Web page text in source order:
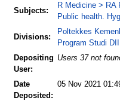
Subjects:
R Medicine > RA
Public health.
Divisions:
Poltekkes
Program Studi
Depositing
User:
Users 37 not
Date
Deposited:
05 Nov 2021